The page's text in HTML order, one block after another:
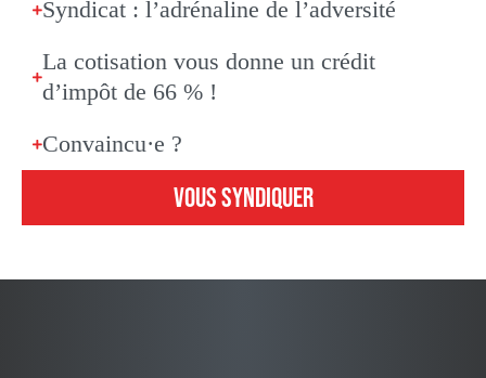
Syndicat : l’adrénaline de l’adversité
La cotisation vous donne un crédit
d’impôt de 66 % !
Convaincu·e ?
VOUS SYNDIQUER